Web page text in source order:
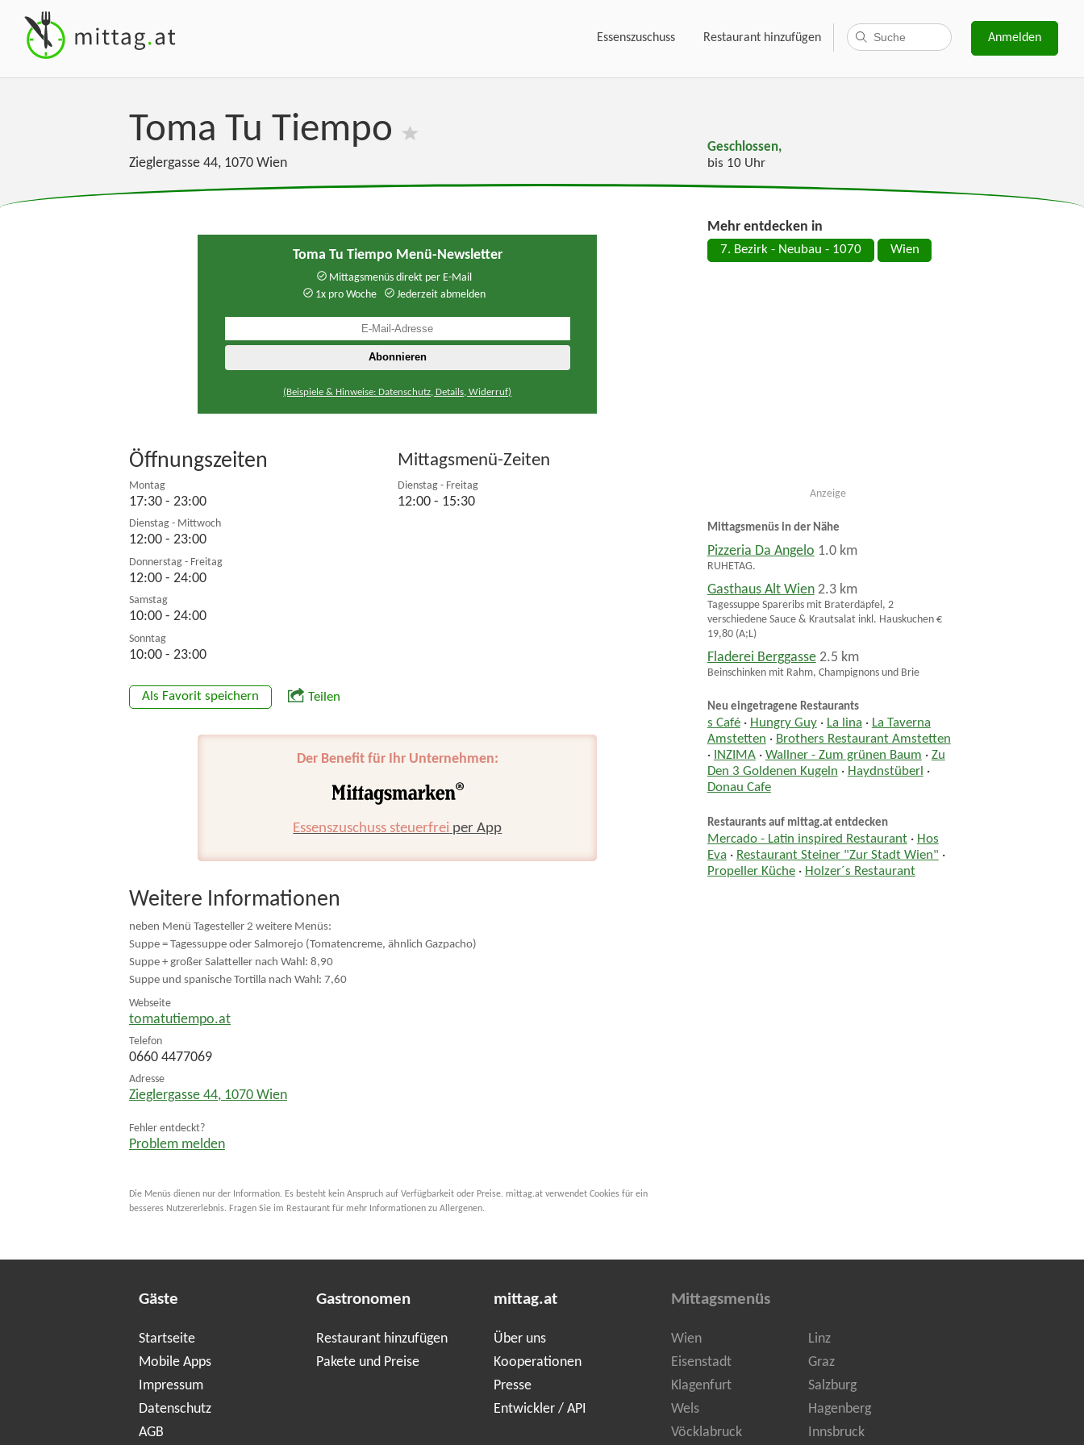
Essenszuschuss Restaurant hinzufügen Anmelden
Toma Tu Tiempo
Zieglergasse 44, 1070 Wien
Geschlossen,
bis 10 Uhr
Toma Tu Tiempo Menü-Newsletter
Mittagsmenüs direkt per E-Mail
1x pro Woche
Jederzeit abmelden
(Beispiele & Hinweise: Datenschutz, Details, Widerruf)
Öffnungszeiten
Montag
17:30 - 23:00
Dienstag - Mittwoch
12:00 - 23:00
Donnerstag - Freitag
12:00 - 24:00
Samstag
10:00 - 24:00
Sonntag
10:00 - 23:00
Mittagsmenü-Zeiten
Dienstag - Freitag
12:00 - 15:30
Als Favorit speichern Teilen
Der Benefit für Ihr Unternehmen:
Essenszuschuss steuerfrei per App
Weitere Informationen
neben Menü Tagesteller 2 weitere Menüs:
Suppe = Tagessuppe oder Salmorejo (Tomatencreme, ähnlich Gazpacho)
Suppe + großer Salatteller nach Wahl: 8,90
Suppe und spanische Tortilla nach Wahl: 7,60
Webseite
tomatutiempo.at
Telefon
0660 4477069
Adresse
Zieglergasse 44, 1070 Wien
Fehler entdeckt?
Problem melden
Die Menüs dienen nur der Information. Es besteht kein Anspruch auf Verfügbarkeit oder Preise. mittag.at verwendet Cookies für ein
besseres Nutzererlebnis. Fragen Sie im Restaurant für mehr Informationen zu Allergenen.
Mehr entdecken in
7. Bezirk - Neubau - 1070 Wien
Anzeige
Mittagsmenüs in der Nähe
Pizzeria Da Angelo 1.0 km
RUHETAG.
Gasthaus Alt Wien 2.3 km
Tagessuppe Spareribs mit Braterdäpfel, 2
verschiedene Sauce & Krautsalat inkl. Hauskuchen €
19,80 (A;L)
Fladerei Berggasse 2.5 km
Beinschinken mit Rahm, Champignons und Brie
Neu eingetragene Restaurants
s Café· Hungry Guy· La lina · La Taverna
Amstetten · Brothers Restaurant Amstetten
· INZIMA· Wallner - Zum grünen Baum · Zu
Den 3 Goldenen Kugeln · Haydnstüberl ·
Donau Cafe
Restaurants auf mittag.at entdecken
Mercado - Latin inspired Restaurant· Hos
Eva · Restaurant Steiner "Zur Stadt Wien" ·
Propeller Küche· Holzer´s Restaurant
Gäste
Startseite
Mobile Apps
Impressum
Datenschutz
AGB
Gastronomen
Restaurant hinzufügen
Pakete und Preise
mittag.at
Über uns
Kooperationen
Presse
Entwickler / API
Mittagsmenüs
Wien
Linz
Eisenstadt
Graz
Klagenfurt
Salzburg
Wels
Hagenberg
Vöcklabruck
Innsbruck